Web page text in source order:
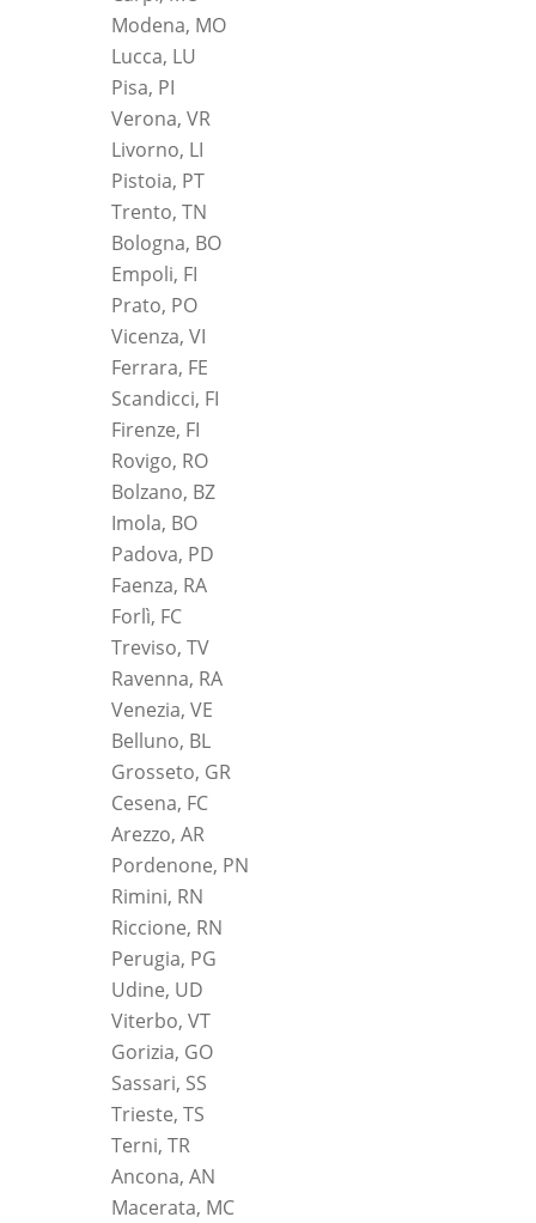
Modena, MO
Lucca, LU
Pisa, PI
Verona, VR
Livorno, LI
Pistoia, PT
Trento, TN
Bologna, BO
Empoli, FI
Prato, PO
Vicenza, VI
Ferrara, FE
Scandicci, FI
Firenze, FI
Rovigo, RO
Bolzano, BZ
Imola, BO
Padova, PD
Faenza, RA
Forlì, FC
Treviso, TV
Ravenna, RA
Venezia, VE
Belluno, BL
Grosseto, GR
Cesena, FC
Arezzo, AR
Pordenone, PN
Rimini, RN
Riccione, RN
Perugia, PG
Udine, UD
Viterbo, VT
Gorizia, GO
Sassari, SS
Trieste, TS
Terni, TR
Ancona, AN
Macerata, MC